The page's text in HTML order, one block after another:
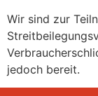
Wir sind zur
jedoch bereit.